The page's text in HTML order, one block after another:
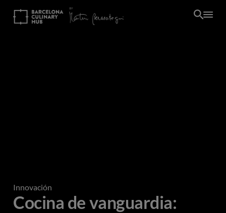
Innovación
Cocina de vanguardia: